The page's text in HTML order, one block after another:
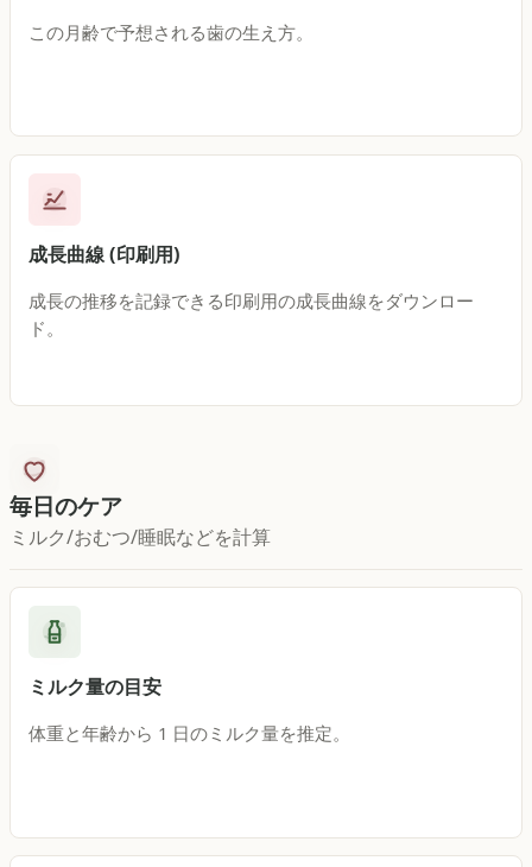
この月齢で予想される歯の生え方。
成長曲線 (印刷用)
成長の推移を記録できる印刷用の成長曲線をダウンロー
ド。
毎日のケア
ミルク/おむつ/睡眠などを計算
ミルク量の目安
体重と年齢から 1 日のミルク量を推定。